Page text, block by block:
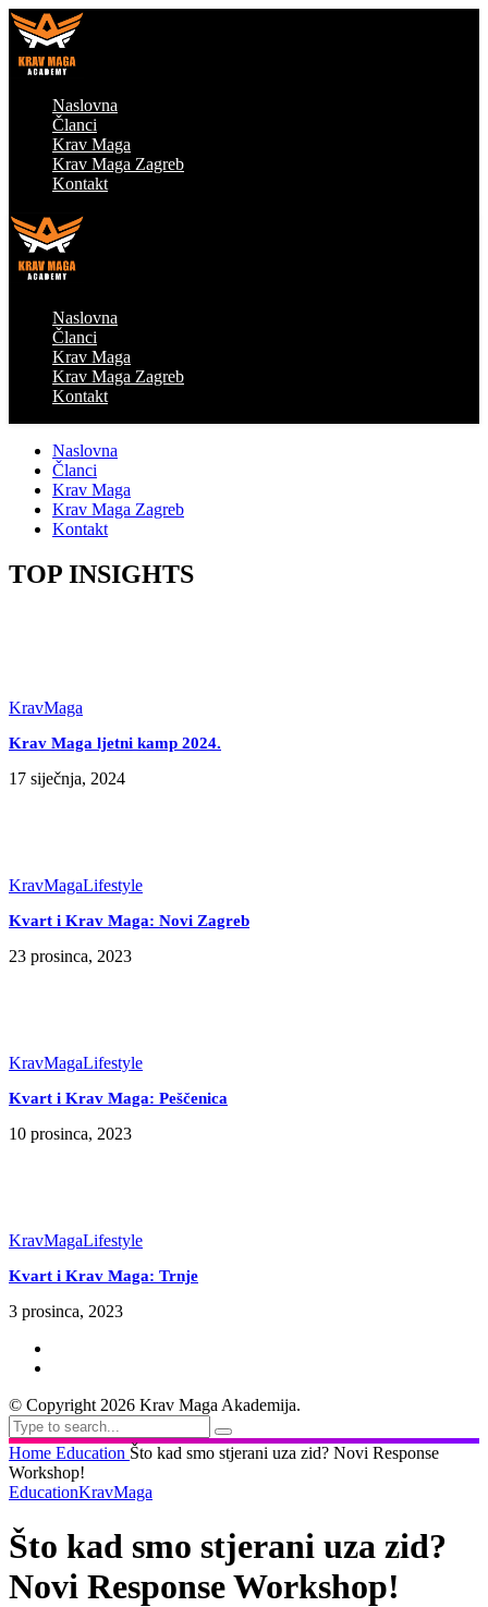
Naslovna
Članci
Krav Maga
Krav Maga Zagreb
Kontakt
Naslovna
Članci
Krav Maga
Krav Maga Zagreb
Kontakt
Naslovna
Članci
Krav Maga
Krav Maga Zagreb
Kontakt
TOP INSIGHTS
KravMaga
Krav Maga ljetni kamp 2024.
17 siječnja, 2024
KravMagaLifestyle
Kvart i Krav Maga: Novi Zagreb
23 prosinca, 2023
KravMagaLifestyle
Kvart i Krav Maga: Peščenica
10 prosinca, 2023
KravMagaLifestyle
Kvart i Krav Maga: Trnje
3 prosinca, 2023
© Copyright 2026 Krav Maga Akademija.
Home Education Što kad smo stjerani uza zid? Novi Response
Workshop!
EducationKravMaga
Što kad smo stjerani uza zid?
Novi Response Workshop!